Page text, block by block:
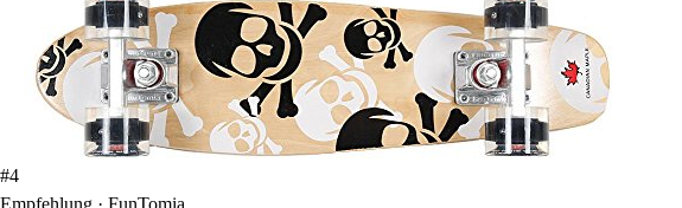
#4
Empfehlung · FunTomia